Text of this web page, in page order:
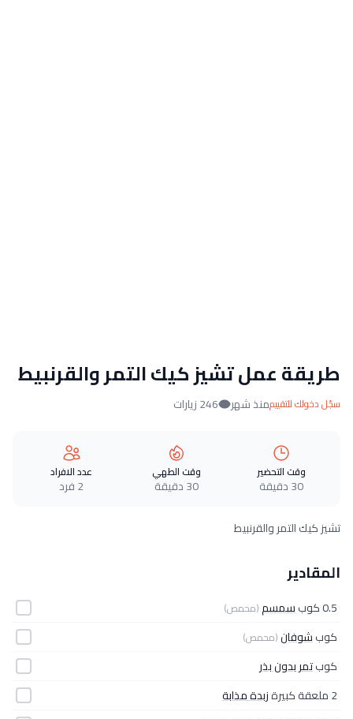
طريقة عمل تشيز كيك التمر والقرنبيط
سجّل دخولك للتقييممنذ شهر 246 زيارات
وقت التحضير
30 دقيقة
وقت الطهي
30 دقيقة
عدد الافراد
2 فرد
تشيز كيك التمر والقرنبيط
المقادير
0.5 كوب سمسم(محمص)
كوبشوفان(محمص)
كوبتمر بدون بذر
2 ملعقة كبيرة
زبدة مذابة